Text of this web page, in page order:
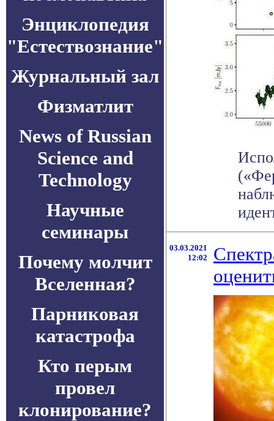
Энциклопедия
"Естествознание"
Журнальный зал
Физматлит
News of Russian
Science and
Technology
Научные
семинары
Почему молчит
Вселенная?
Парниковая
катастрофа
Кто перым
провел
клонирование?
03.03.2021
12:02